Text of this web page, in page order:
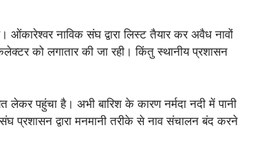
है। ओंकारेश्वर नाविक संघद्वारा लिस्ट तैयार कर अवैध नावों
को लगातार की जा रही। किंतु स्थानीय प्रशासन
पहुंचा है। अभी बारिश के कारण नर्मदा नदी में पानी
द्वारा मनमानी तरीके से नाव संचालन बंद करने